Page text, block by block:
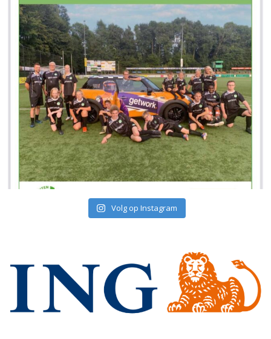
Volg op Instagram